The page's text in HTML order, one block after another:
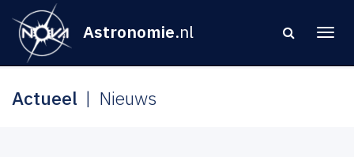
Astronomie.nl
Actueel Nieuws